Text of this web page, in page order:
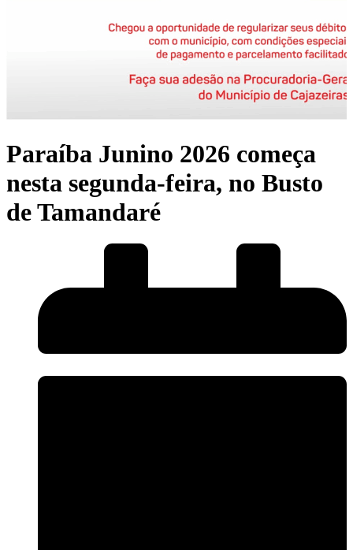
Paraíba Junino 2026 começa
nesta segunda-feira, no Busto
de Tamandaré